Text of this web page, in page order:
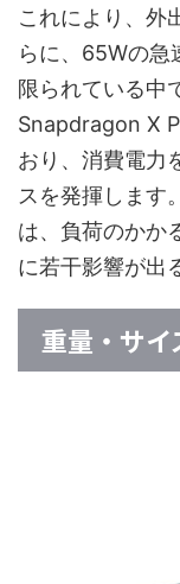
これにより、外
らに、65Wの急
限られている中
Snapdragon X
おり、消費電力
スを発揮します
は、負荷のかか
に若干影響が出
重量・サ